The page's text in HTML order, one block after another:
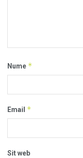
Nume *
Email *
Sit web